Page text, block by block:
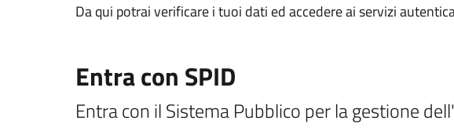
Da qui potrai verificare i tuoi dati ed accedere ai servizi
Entra con SPID
Entra con il Sistema Pubblico per la gestione